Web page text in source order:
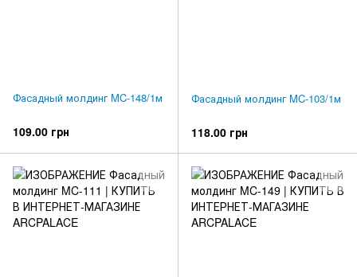
Фасадный молдинг MC-148/1м
109.00 грн
Фасадный молдинг MC-103/1м
118.00 грн